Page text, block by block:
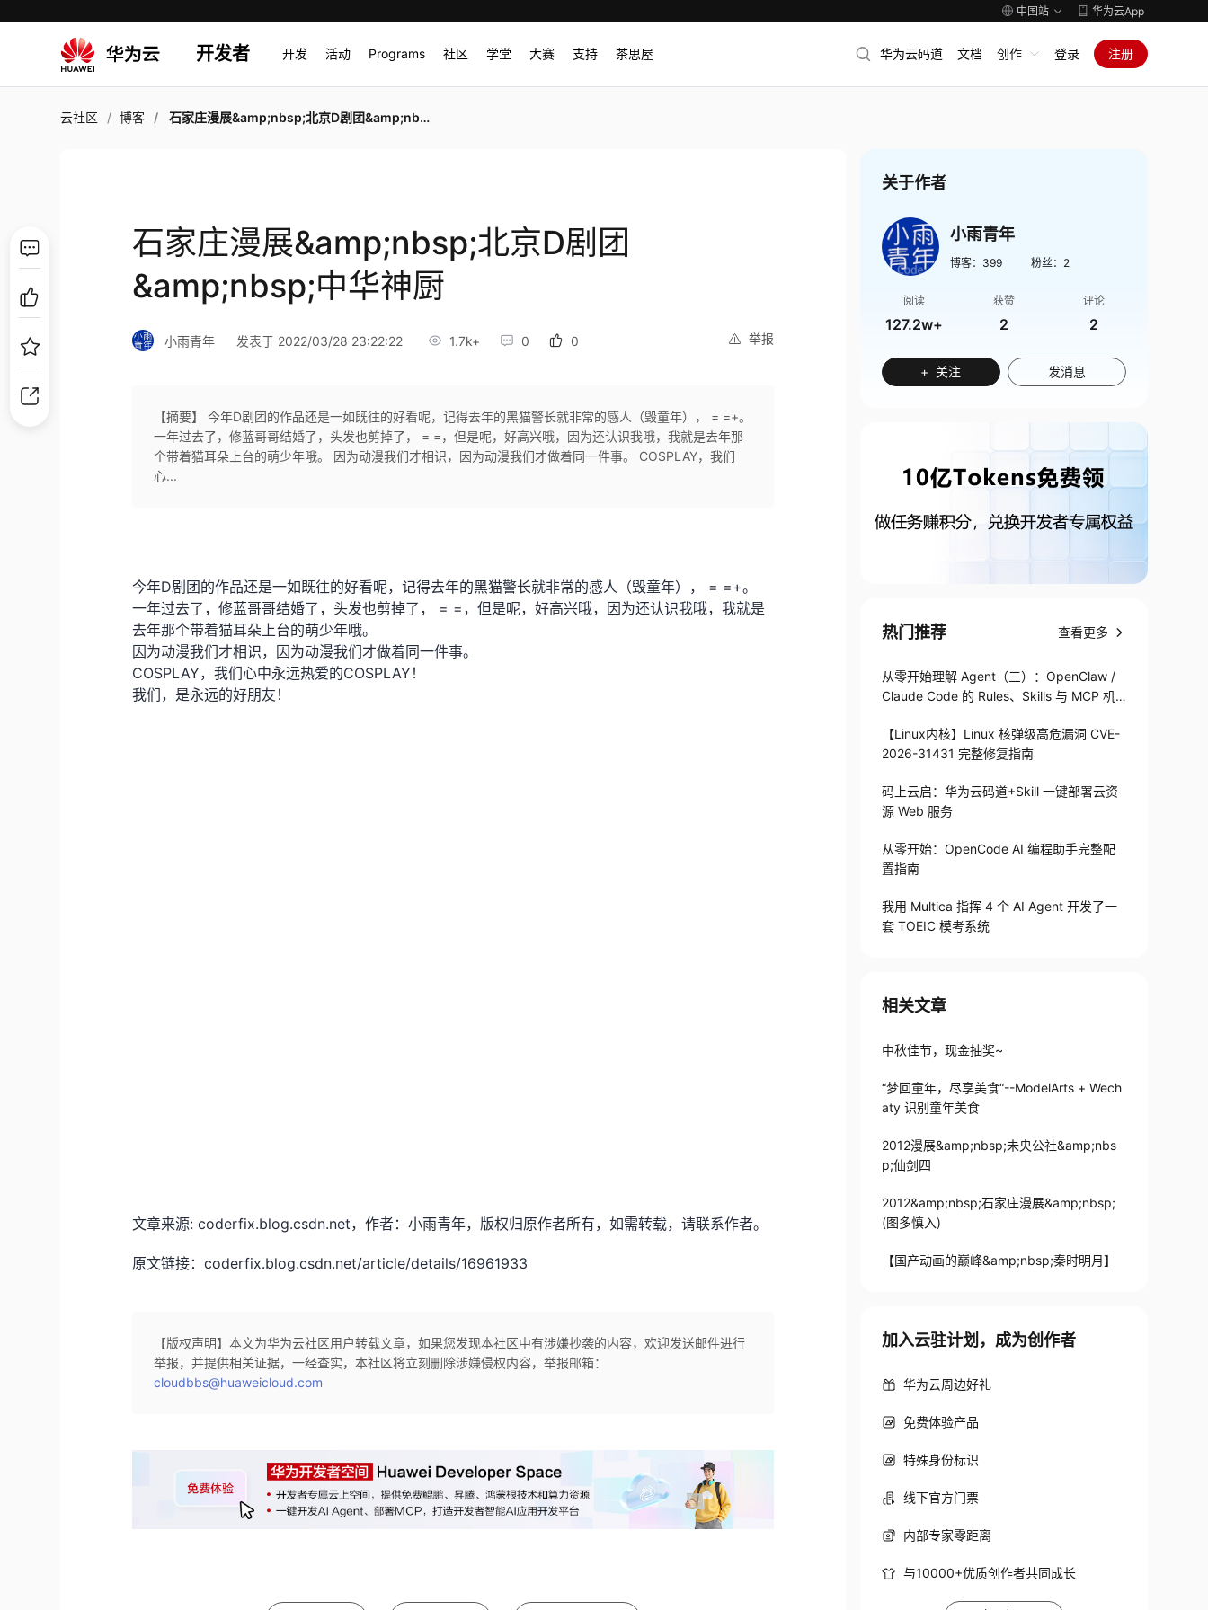
中国站 华为云App
开发者 开发 活动 Programs 社区 学堂 大赛 支持 茶思屋 华为云码道 文档 创作 登录 注册
云社区 博客 石家庄漫展&amp;nbsp;北京D剧团&amp;nbsp;中华神厨
石家庄漫展&amp;nbsp;北京D剧团
&amp;nbsp;中华神厨
举报
小雨青年 发表于 2022/03/28 23:22:22 1.7k+ 0 0
【摘要】 今年D剧团的作品还是一如既往的好看呢，记得去年的黑猫警长就非常的感人（毁童年）， = =+。
一年过去了，修蓝哥哥结婚了，头发也剪掉了， = =，但是呢，好高兴哦，因为还认识我哦，我就是去年那
个带着猫耳朵上台的萌少年哦。 因为动漫我们才相识，因为动漫我们才做着同一件事。 COSPLAY，我们
心...
今年D剧团的作品还是一如既往的好看呢，记得去年的黑猫警长就非常的感人（毁童年）， = =+。
一年过去了，修蓝哥哥结婚了，头发也剪掉了， = =，但是呢，好高兴哦，因为还认识我哦，我就是
去年那个带着猫耳朵上台的萌少年哦。
因为动漫我们才相识，因为动漫我们才做着同一件事。
COSPLAY，我们心中永远热爱的COSPLAY！
我们，是永远的好朋友！
文章来源: coderfix.blog.csdn.net，作者：小雨青年，版权归原作者所有，如需转载，请联系作者。
原文链接：coderfix.blog.csdn.net/article/details/16961933
【版权声明】本文为华为云社区用户转载文章，如果您发现本社区中有涉嫌抄袭的内容，欢迎发送邮件进行
举报，并提供相关证据，一经查实，本社区将立刻删除涉嫌侵权内容，举报邮箱：
cloudbbs@huaweicloud.com
关于作者
小雨青年
博客： 399 粉丝： 2
阅读
127.2w+
获赞
2
评论
2
+ 关注 发消息
热门推荐 查看更多
从零开始理解 Agent（三）：OpenClaw /
Claude Code 的 Rules、Skills 与 MCP 机
【Linux内核】Linux 核弹级高危漏洞 CVE-
2026-31431 完整修复指南
码上云启：华为云码道+Skill 一键部署云资
源 Web 服务
从零开始：OpenCode AI 编程助手完整配
置指南
我用 Multica 指挥 4 个 AI Agent 开发了一
套 TOEIC 模考系统
相关文章
中秋佳节，现金抽奖~
“梦回童年，尽享美食“--ModelArts + Wech
aty 识别童年美食
2012漫展&amp;nbsp;未央公社&amp;nbs
p;仙剑四
2012&amp;nbsp;石家庄漫展&amp;nbsp;
(图多慎入)
【国产动画的巅峰&amp;nbsp;秦时明月】
加入云驻计划，成为创作者
华为云周边好礼
免费体验产品
特殊身份标识
线下官方门票
内部专家零距离
与10000+优质创作者共同成长